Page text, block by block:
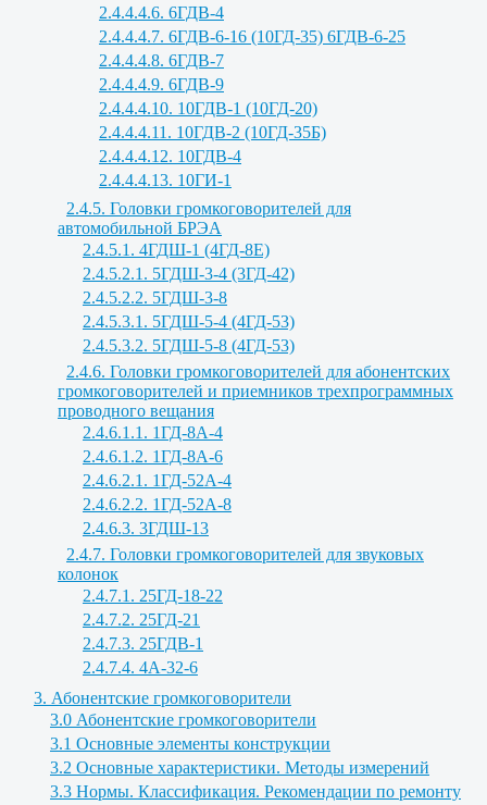
2.4.4.4.6. 6ГДВ-4
2.4.4.4.7. 6ГДВ-6-16 (10ГД-35) 6ГДВ-6-25
2.4.4.4.8. 6ГДВ-7
2.4.4.4.9. 6ГДВ-9
2.4.4.4.10. 10ГДВ-1 (10ГД-20)
2.4.4.4.11. 10ГДВ-2 (10ГД-35Б)
2.4.4.4.12. 10ГДВ-4
2.4.4.4.13. 10ГИ-1
2.4.5. Головки громкоговорителей для
автомобильной БРЭА
2.4.5.1. 4ГДШ-1 (4ГД-8Е)
2.4.5.2.1. 5ГДШ-3-4 (3ГД-42)
2.4.5.2.2. 5ГДШ-3-8
2.4.5.3.1. 5ГДШ-5-4 (4ГД-53)
2.4.5.3.2. 5ГДШ-5-8 (4ГД-53)
2.4.6. Головки громкоговорителей для абонентских
громкоговорителей и приемников трехпрограммных
проводного вещания
2.4.6.1.1. 1ГД-8А-4
2.4.6.1.2. 1ГД-8А-6
2.4.6.2.1. 1ГД-52А-4
2.4.6.2.2. 1ГД-52А-8
2.4.6.3. 3ГДШ-13
2.4.7. Головки громкоговорителей для звуковых
колонок
2.4.7.1. 25ГД-18-22
2.4.7.2. 25ГД-21
2.4.7.3. 25ГДВ-1
2.4.7.4. 4А-32-6
3. Абонентские громкоговорители
3.0 Абонентские громкоговорители
3.1 Основные элементы конструкции
3.2 Основные характеристики. Методы измерений
3.3 Нормы. Классификация. Рекомендации по ремонту